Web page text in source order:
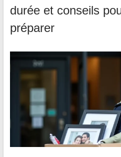
durée et conseils
préparer